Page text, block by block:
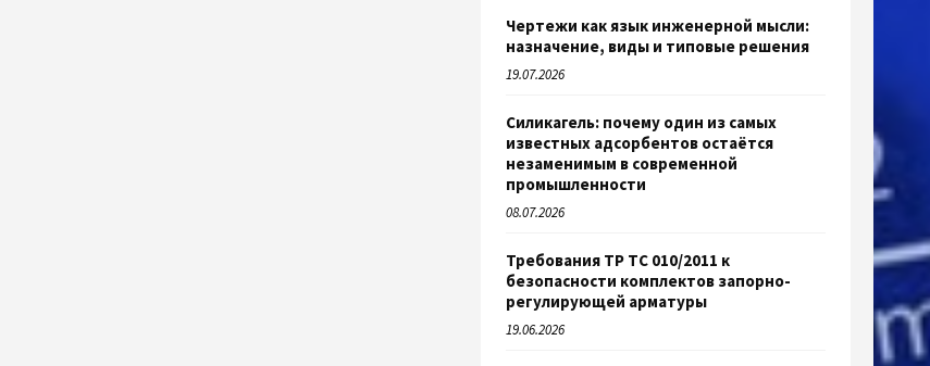
Чертежи как язык инженерной мысли:
назначение, виды и типовые решения
19.07.2026
Силикагель: почему один из самых
известных адсорбентов остаётся
незаменимым в современной
промышленности
08.07.2026
Требования ТР ТС 010/2011 к
безопасности комплектов запорно-
регулирующей арматуры
19.06.2026